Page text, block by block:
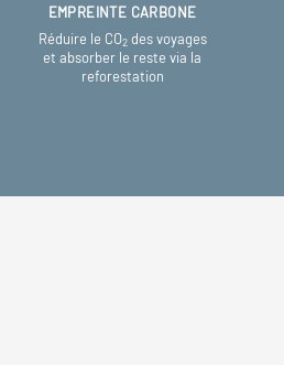
EMPREINTE CARBONE
Réduire le CO2des voyages
et absorber le reste via la
reforestation